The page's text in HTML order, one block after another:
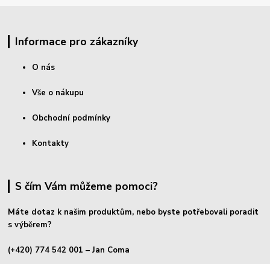
Informace pro zákazníky
O nás
Vše o nákupu
Obchodní podmínky
Kontakty
S čím Vám můžeme pomoci?
Máte dotaz k našim produktům, nebo byste potřebovali poradit
s výběrem?
(+420) 774 542 001 – Jan Coma